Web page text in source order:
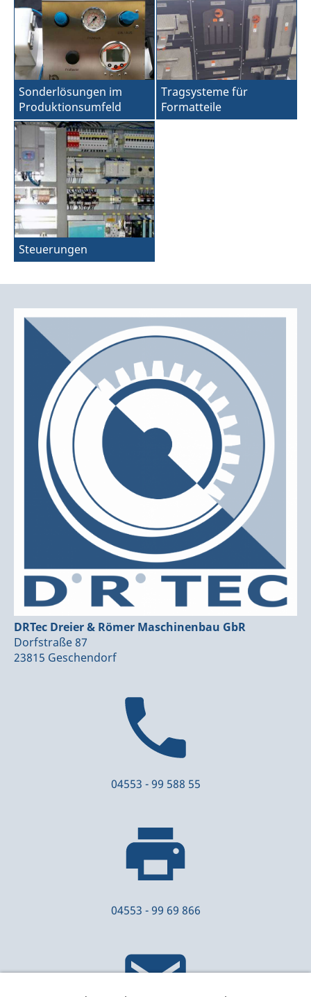
Sonderlösungen im
Produktionsumfeld
Tragsysteme für
Formatteile
Steuerungen
DRTec Dreier & Römer Maschinenbau GbR
Dorfstraße 87
23815 Geschendorf
04553 - 99 588 55
04553 - 99 69 866